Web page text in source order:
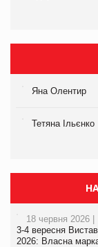
Яна Олентир
Тетяна Ільєнко
18 червня 2026 |
3-4 вересня
2026: Власна